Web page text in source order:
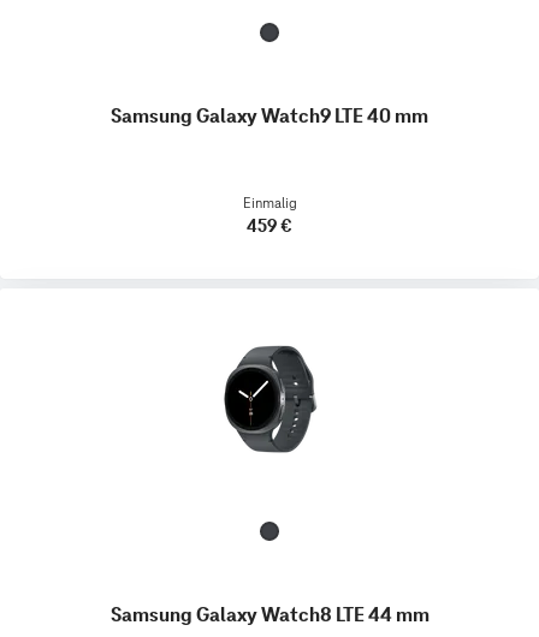
Samsung Galaxy Watch9 LTE 40 mm
Einmalig
459 €
Samsung Galaxy Watch8 LTE 44 mm